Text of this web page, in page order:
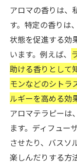
アロマの香りは、
す。特定の香りは
状態を促進する効
います。例えば、
助ける香りとして
モンなどのシトラ
ルギーを高める効
アロマテラピーは
ます。ディフュー
させたり、バスソ
楽しんだりする方